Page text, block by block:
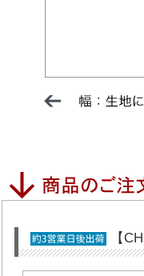
【